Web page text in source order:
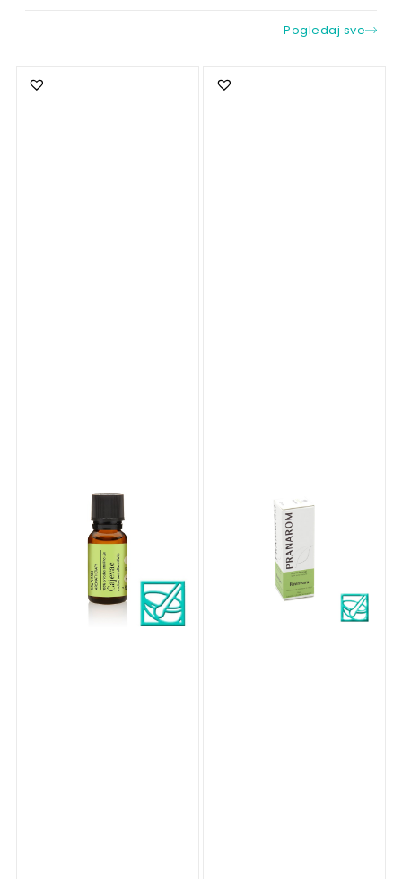
Pogledaj sve